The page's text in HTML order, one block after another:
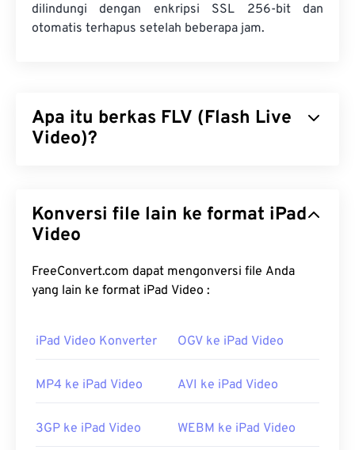
dilindungi dengan enkripsi SSL 256-bit dan
otomatis terhapus setelah beberapa jam.
Apa itu berkas FLV (Flash Live
Video)?
karena menyediakan konten multimedia
berkualitas tinggi dan tersinkronisasi dengan baik,
wadah media, sehingga menggunakancodecuntuk
mengompresi ukuran berkas. FLV menggunakan
ISO, yang menawarkan keunggulan fleksibilitas dan
FLV?
Konversi file lain ke format iPad
Video
FreeConvert.com dapat mengonversi file Anda
yang lain ke format iPad Video :
iPad Video Konverter OGV ke iPad Video
MP4 ke iPad Video AVI ke iPad Video
3GP ke iPad Video WEBM ke iPad Video